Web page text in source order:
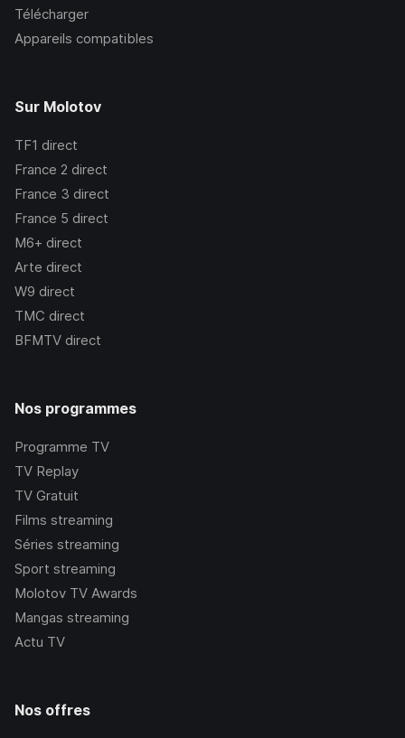
Télécharger
Appareils compatibles
Sur Molotov
TF1 direct
France 2 direct
France 3 direct
France 5 direct
M6+ direct
Arte direct
W9 direct
TMC direct
BFMTV direct
Nos programmes
Programme TV
TV Replay
TV Gratuit
Films streaming
Séries streaming
Sport streaming
Molotov TV Awards
Mangas streaming
Actu TV
Nos offres